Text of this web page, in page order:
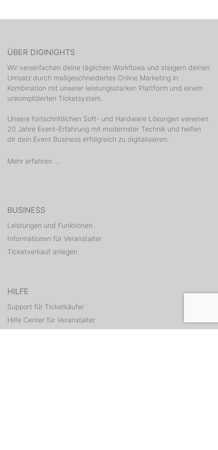
ÜBER DIGINIGHTS
Wir vereinfachen deine täglichen Workflows und steigern deinen
Umsatz durch maßgeschneidertes Online Marketing in
Kombination mit unserer leistungsstarken Plattform und einem
unkomplizierten Ticketsystem.
Unsere fortschrittlichen Soft- und Hardware Lösungen vereinen
20 Jahre Event-Erfahrung mit modernster Technik und helfen
dir dein Event Business erfolgreich zu digitalisieren.
Mehr erfahren ...
BUSINESS
Leistungen und Funktionen
Informationen für Veranstalter
Ticketverkauf anlegen
HILFE
Support für Ticketkäufer
Hilfe Center für Veranstalter